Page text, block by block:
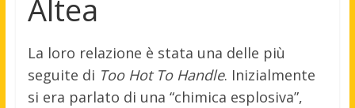
Altea
La loro relazione è stata una delle più
seguite di Too Hot To Handle. Inizialmente
si era parlato di una “chimica esplosiva”,